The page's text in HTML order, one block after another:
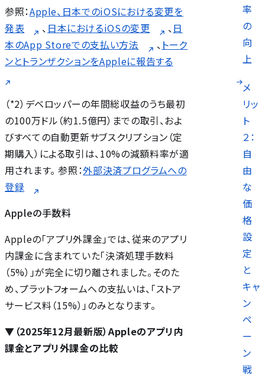
率
の
向
上
メ
リッ
ト
２：
自
由
な
価
格
設
定
と
キャ
ン
ペ
ー
ン
戦
参照：Apple、日本でのiOSにおける変更を
発表
、 日本におけるiOSの変更 、日
本のApp Storeでの支払い方法
、 トーク
ンとトランザクションをAppleに報告する
（*2）デベロッパーの年間総収益のうち最初
の100万ドル（約1.5億円）までの取引、およ
びすべての自動更新サブスクリプション（定
期購入）による取引は、10%の減額料率が適
用されます。 参照：外部決済プログラムへの
登録
Appleの手数料
Appleの「アプリ外課金」では、従来のアプリ
内課金に含まれていた「決済処理手数料
（5%）」が完全に切り離されました。そのた
め、プラットフォームへの支払いは、「ストア
サービス料（15%）」のみとなります。
▼（2025年12月最新版）Appleのアプリ内
課金とアプリ外課金の比較